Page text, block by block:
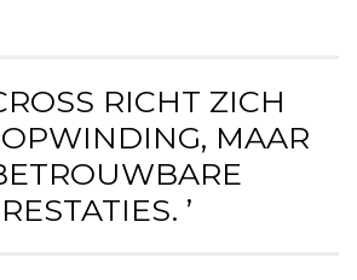
RICHT ZICH
MAAR
’